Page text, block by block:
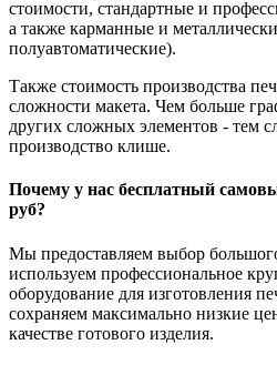
стоимости, стандартные и
а также карманные и
полуавтоматические).
Также стоимость производства
сложности макета. Чем больше
других сложных элементов - тем
производство клише.
Почему у нас бесплатный
руб?
Мы предоставляем выбор
используем профессиональное
оборудование для изготовления
сохраняем максимально низкие
качестве готового изделия.